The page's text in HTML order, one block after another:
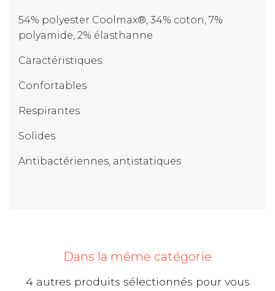
54% polyester Coolmax®, 34% coton, 7%
polyamide, 2% élasthanne
Caractéristiques:
Confortables
Respirantes
Solides
Antibactériennes, antistatiques
Dans la même catégorie
4 autres produits sélectionnés pour vous